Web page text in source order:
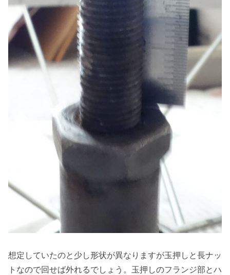
想定していたのと少し形状が異なりますが玉押しと長ナッ
トなので回せば外れるでしょう。玉押しのフランジ部とハ